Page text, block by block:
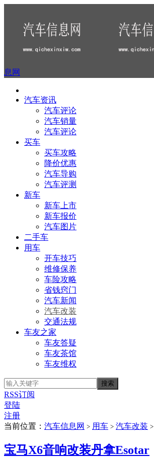
息网
汽车资讯
汽车评论
汽车销量
汽车评论
买车
买车攻略
降价优惠
汽车导购
汽车评测
新车
新车上市
新车报价
汽车图片
二手车
用车
开车技巧
维修保养
车险攻略
省钱窍门
汽车新闻
汽车改装
交通法规
车友之家
车友答疑
车友茶馆
车友维权
RSS订阅
登陆
注册
当前位置： 汽车信息网 > 用车 > 汽车改装 >
宝马X6音响改装丹拿Esotar